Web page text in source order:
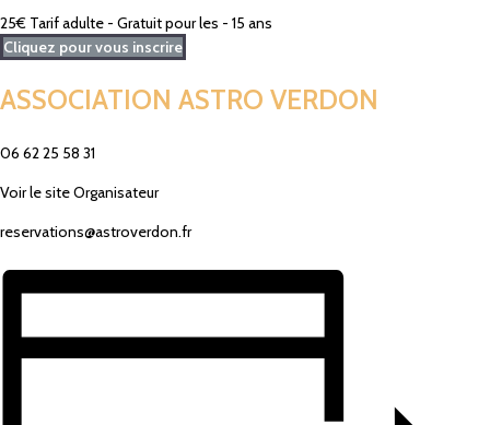
25€ Tarif adulte - Gratuit pour les - 15 ans
Cliquez pour vous inscrire
ASSOCIATION ASTRO VERDON
06 62 25 58 31­
Voir le site Organisateur
reservations@astroverdon.fr